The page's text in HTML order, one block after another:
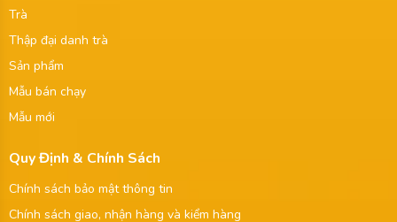
Trà
Thập đại danh trà
Sản phẩm
Mẫu bán chạy
Mẫu mới
Quy Định & Chính Sách
Chính sách bảo mật thông tin
Chính sách giao, nhận hàng và kiểm hàng